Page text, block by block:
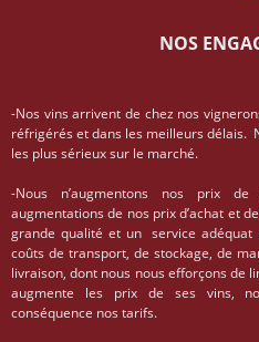
NOS
-Nos vins arrivent de chez nos
réfrigérés et dans les meilleurs délais.
les plus sérieux sur le marché.
-Nous n’augmentons nos prix
augmentations de nos prix d’achat et
grande qualité et un service
coûts de transport, de stockage, de
livraison, dont nous nous efforçons de
augmente les prix de ses vins,
conséquence nos tarifs.